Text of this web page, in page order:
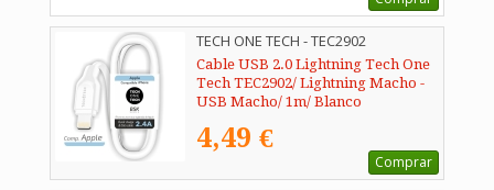
TECH ONE TECH - TEC2902
Cable USB 2.0 Lightning Tech One
Tech TEC2902/ Lightning Macho -
USB Macho/ 1m/ Blanco
4,49 €
Comprar